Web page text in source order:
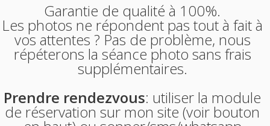
Garantie de qualité à 100%.
Les photos ne répondent pas tout à fait à
vos attentes ? Pas de problème, nous
répéterons la séance photo sans frais
supplémentaires.
Prendre rendezvous: utiliser la module
de réservation sur mon site (voir bouton